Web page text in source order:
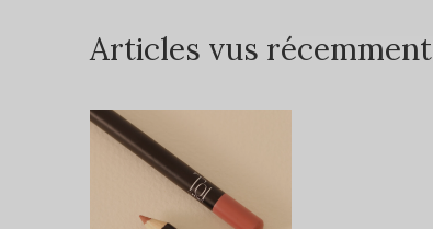
Articles vus récemment